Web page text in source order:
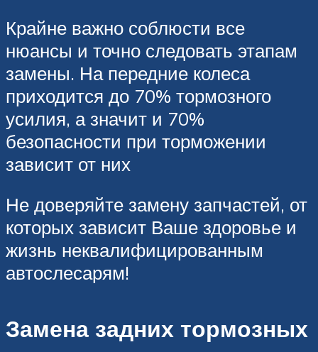
Крайне важно соблюсти все
нюансы и точно следовать этапам
замены. На передние колеса
приходится до 70% тормозного
усилия, а значит и 70%
безопасности при торможении
зависит от них
Не доверяйте замену запчастей, от
которых зависит Ваше здоровье и
жизнь неквалифицированным
автослесарям!
Замена задних тормозных